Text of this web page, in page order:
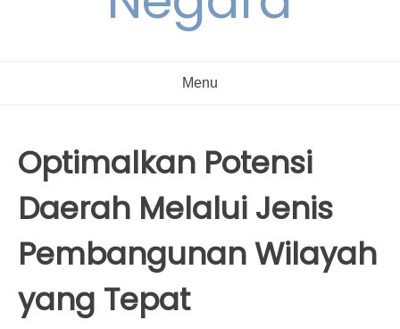
Menu
Optimalkan Potensi
Daerah Melalui Jenis
Pembangunan Wilayah
yang Tepat